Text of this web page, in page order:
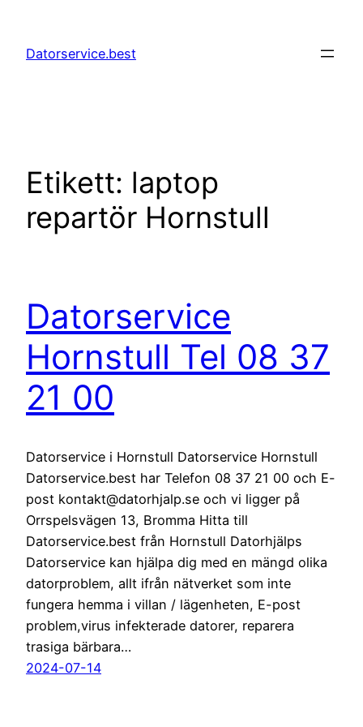
innehåll
Datorservice.best
Etikett: laptop
repartör Hornstull
Datorservice
Hornstull Tel 08 37
21 00
Datorservice i Hornstull Datorservice Hornstull
Datorservice.best har Telefon 08 37 21 00 och E-
post kontakt@datorhjalp.se och vi ligger på
Orrspelsvägen 13, Bromma Hitta till
Datorservice.best från Hornstull Datorhjälps
Datorservice kan hjälpa dig med en mängd olika
datorproblem, allt ifrån nätverket som inte
fungera hemma i villan / lägenheten, E-post
problem,virus infekterade datorer, reparera
trasiga bärbara…
2024-07-14